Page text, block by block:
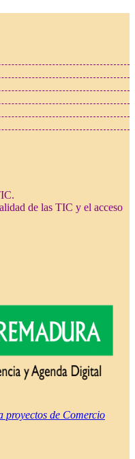
de las TIC y el acceso
proyectos de Comercio